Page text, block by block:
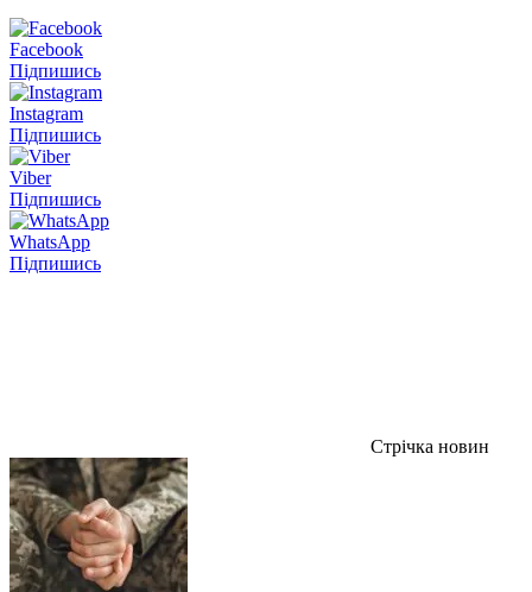
Facebook
Підпишись
Instagram
Підпишись
Viber
Підпишись
WhatsApp
Підпишись
Стрічка новин